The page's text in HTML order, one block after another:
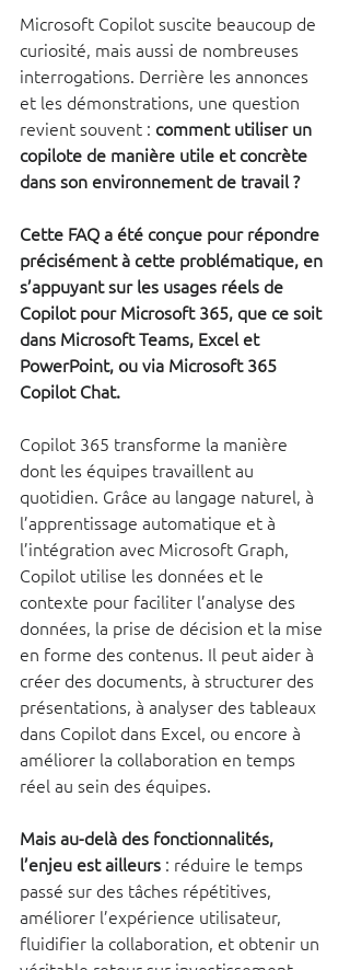
Microsoft Copilot suscite beaucoup de
curiosité, mais aussi de nombreuses
interrogations. Derrière les annonces
et les démonstrations, une question
revient souvent : comment utiliser un
copilote de manière utile et concrète
dans son environnement de travail ?
Cette FAQ a été conçue pour répondre
précisément à cette problématique, en
s’appuyant sur les usages réels de
Copilot pour Microsoft 365, que ce soit
dans Microsoft Teams, Excel et
PowerPoint, ou via Microsoft 365
Copilot Chat.
Copilot 365 transforme la manière
dont les équipes travaillent au
quotidien. Grâce au langage naturel, à
l’apprentissage automatique et à
l’intégration avec Microsoft Graph,
Copilot utilise les données et le
contexte pour faciliter l’analyse des
données, la prise de décision et la mise
en forme des contenus. Il peut aider à
créer des documents, à structurer des
présentations, à analyser des tableaux
dans Copilot dans Excel, ou encore à
améliorer la collaboration en temps
réel au sein des équipes.
Mais au-delà des fonctionnalités,
l’enjeu est ailleurs : réduire le temps
passé sur des tâches répétitives,
améliorer l’expérience utilisateur,
fluidifier la collaboration, et obtenir un